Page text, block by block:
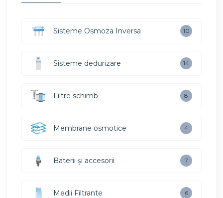
Sisteme Osmoza Inversa 10
Sisteme dedurizare 14
Filtre schimb 8
Membrane osmotice 4
Baterii și accesorii 7
Medii Filtrante 6